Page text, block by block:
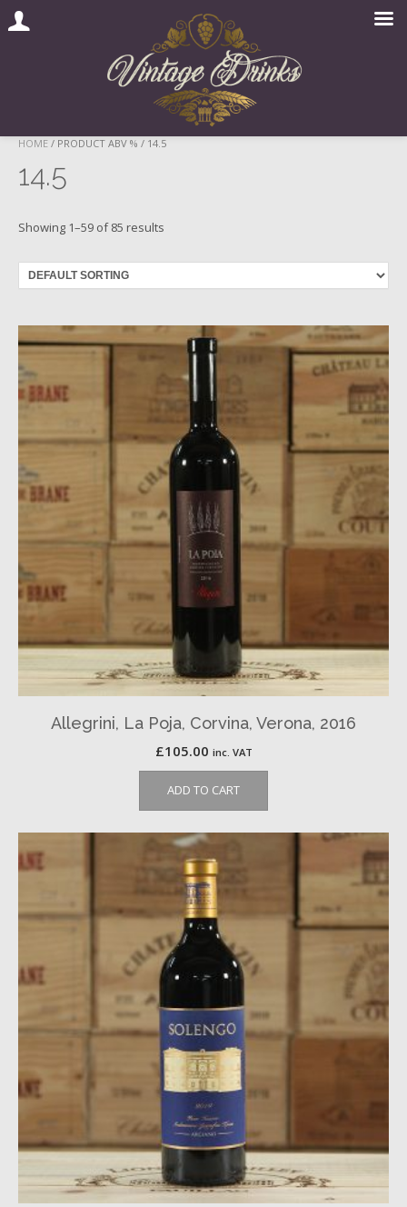
Skip
content
HOME / PRODUCT ABV % / 14.5
14.5
Showing 1–59 of 85 results
Allegrini, La Poja, Corvina, Verona, 2016
£105.00 inc. VAT
ADD TO CART